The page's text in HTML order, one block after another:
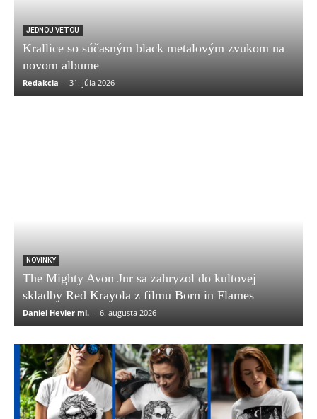
JEDNOU VETOU
Krallice so súčasným black metalovým zvukom na
novom albume
Redakcia - 31. júla 2026
NOVINKY
The Mighty Avon Jnr sa zahryzol do kultovej
skladby Red Krayola z filmu Born in Flames
Daniel Hevier ml. - 6. augusta 2026